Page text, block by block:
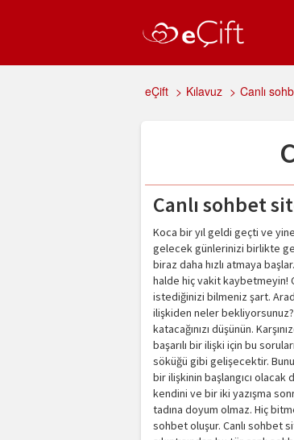
eÇift > Kılavuz > Canlı
Canlı sohbet
Koca bir yıl geldi geçti ve
gelecek günlerinizi birlikte
biraz daha hızlı atmaya
halde hiç vakit kaybetmeyin!
istediğinizi bilmeniz şart.
ilişkiden neler
katacağınızı düşünün.
başarılı bir ilişki için bu
söküğü gibi gelişecektir.
bir ilişkinin başlangıcı
kendini ve bir iki yazışma
tadına doyum olmaz. Hiç
sohbet oluşur. Canlı sohbet